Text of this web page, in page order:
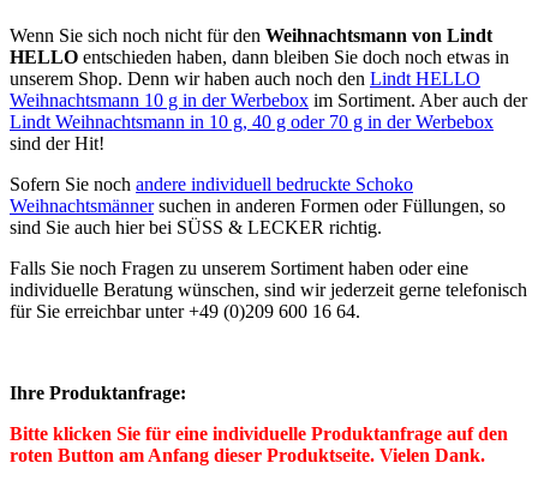
Wenn Sie sich noch nicht für den Weihnachtsmann von Lindt
HELLO entschieden haben, dann bleiben Sie doch noch etwas in
unserem Shop. Denn wir haben auch noch den Lindt HELLO
Weihnachtsmann 10 g in der Werbebox im Sortiment. Aber auch der
Lindt Weihnachtsmann in 10 g, 40 g oder 70 g in der Werbebox
sind der Hit!
Sofern Sie noch andere individuell bedruckte Schoko
Weihnachtsmännersuchen in anderen Formen oder Füllungen, so
sind Sie auch hier bei SÜSS & LECKER richtig.
Falls Sie noch Fragen zu unserem Sortiment haben oder eine
individuelle Beratung wünschen, sind wir jederzeit gerne telefonisch
für Sie erreichbar unter +49 (0)209 600 16 64.
Ihre Produktanfrage:
Bitte klicken Sie für eine individuelle Produktanfrage auf den
roten Button am Anfang dieser Produktseite. Vielen Dank.